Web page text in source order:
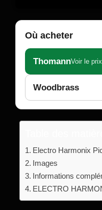
Où acheter
ThomannVoir le
Woodbrass
Electro Harmonix
Images
Informations
ELECTRO